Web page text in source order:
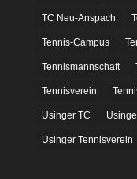
TC Neu-Anspach
Tennis-Campus
Tennismannschaft
Tennisverein
Usinger TC
Usinger Tennisverein